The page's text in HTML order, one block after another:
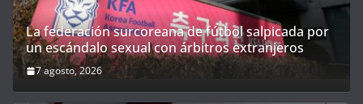
La federación surcoreana de fútbol salpicada por
un escándalo sexual con árbitros extranjeros
7 agosto, 2026